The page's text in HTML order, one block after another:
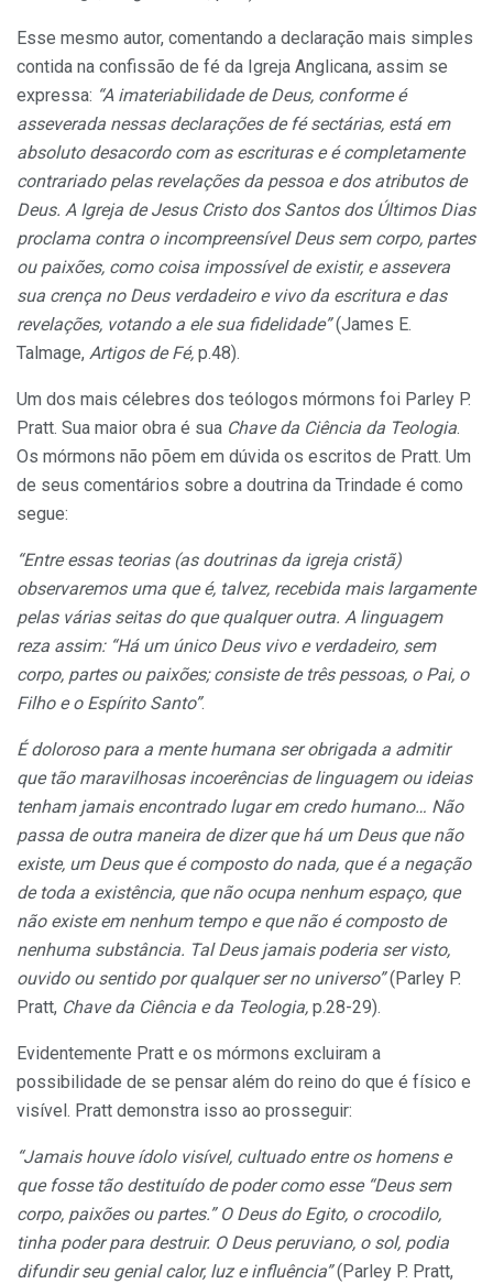
Esse mesmo autor, comentando a declaração mais simples
contida na confissão de fé da Igreja Anglicana, assim se
expressa: “A imateriabilidade de Deus, conforme é
asseverada nessas declarações de fé sectárias, está em
absoluto desacordo com as escrituras e é completamente
contrariado pelas revelações da pessoa e dos atributos de
Deus. A Igreja de Jesus Cristo dos Santos dos Últimos Dias
proclama contra o incompreensível Deus sem corpo, partes
ou paixões, como coisa impossível de existir, e assevera
sua crença no Deus verdadeiro e vivo da escritura e das
revelações, votando a ele sua fidelidade”(James E.
Talmage, Artigos de Fé, p.48).
Um dos mais célebres dos teólogos mórmons foi Parley P.
Pratt. Sua maior obra é sua Chave da Ciência da Teologia.
Os mórmons não põem em dúvida os escritos de Pratt. Um
de seus comentários sobre a doutrina da Trindade é como
segue:
“Entre essas teorias (as doutrinas da igreja cristã)
observaremos uma que é, talvez, recebida mais largamente
pelas várias seitas do que qualquer outra. A linguagem
reza assim: “Há um único Deus vivo e verdadeiro, sem
corpo, partes ou paixões; consiste de três pessoas, o Pai, o
Filho e o Espírito Santo”.
É doloroso para a mente humana ser obrigada a admitir
que tão maravilhosas incoerências de linguagem ou ideias
tenham jamais encontrado lugar em credo humano… Não
passa de outra maneira de dizer que há um Deus que não
existe, um Deus que é composto do nada, que é a negação
de toda a existência, que não ocupa nenhum espaço, que
não existe em nenhum tempo e que não é composto de
nenhuma substância. Tal Deus jamais poderia ser visto,
ouvido ou sentido por qualquer ser no universo”(Parley P.
Pratt, Chave da Ciência e da Teologia, p.28-29).
Evidentemente Pratt e os mórmons excluiram a
possibilidade de se pensar além do reino do que é físico e
visível. Pratt demonstra isso ao prosseguir:
“Jamais houve ídolo visível, cultuado entre os homens e
que fosse tão destituído de poder como esse “Deus sem
corpo, paixões ou partes.” O Deus do Egito, o crocodilo,
tinha poder para destruir. O Deus peruviano, o sol, podia
difundir seu genial calor, luz e influência”(Parley P. Pratt,